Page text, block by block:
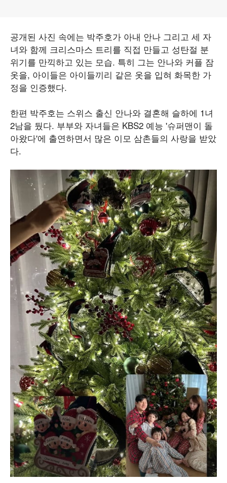
공개된 사진 속에는 박주호가 아내 안나 그리고 세 자
녀와 함께 크리스마스 트리를 직접 만들고 성탄절 분
위기를 만끽하고 있는 모습. 특히 그는 안나와 커플 잠
옷을, 아이들은 아이들끼리 같은 옷을 입혀 화목한 가
정을 인증했다.
한편 박주호는 스위스 출신 안나와 결혼해 슬하에 1녀
2남을 뒀다. 부부와 자녀들은 KBS2 예능 '슈퍼맨이 돌
아왔다'에 출연하면서 많은 이모 삼촌들의 사랑을 받았
다.